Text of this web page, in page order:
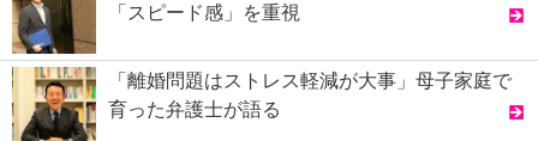
「スピード感」を重視
「離婚問題はストレス軽減が大事」母子家庭で
育った弁護士が語る